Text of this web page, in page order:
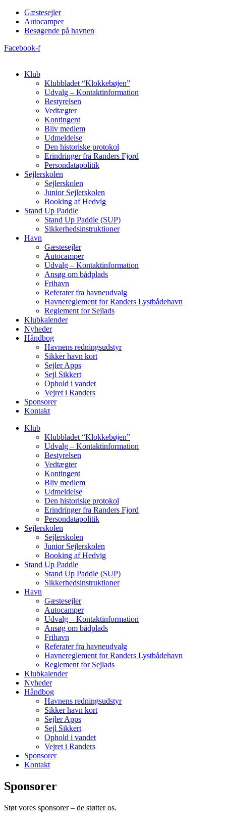
Videre
indhold
Gæstesejler
Autocamper
Besøgende på havnen
Facebook-f
Klub
Klubbladet “Klokkebøjen”
Udvalg – Kontaktinformation
Bestyrelsen
Vedtægter
Kontingent
Bliv medlem
Udmeldelse
Den historiske protokol
Erindringer fra Randers Fjord
Persondatapolitik
Sejlerskolen
Sejlerskolen
Junior Sejlerskolen
Booking af Hedvig
Stand Up Paddle
Stand Up Paddle (SUP)
Sikkerhedsinstruktioner
Havn
Gæstesejler
Autocamper
Udvalg – Kontaktinformation
Ansøg om bådplads
Frihavn
Referater fra havneudvalg
Havnereglement for Randers Lystbådehavn
Reglement for Sejlads
Klubkalender
Nyheder
Håndbog
Havnens redningsudstyr
Sikker havn kort
Sejler Apps
Sejl Sikkert
Ophold i vandet
Vejret i Randers
Sponsorer
Kontakt
Klub
Klubbladet “Klokkebøjen”
Udvalg – Kontaktinformation
Bestyrelsen
Vedtægter
Kontingent
Bliv medlem
Udmeldelse
Den historiske protokol
Erindringer fra Randers Fjord
Persondatapolitik
Sejlerskolen
Sejlerskolen
Junior Sejlerskolen
Booking af Hedvig
Stand Up Paddle
Stand Up Paddle (SUP)
Sikkerhedsinstruktioner
Havn
Gæstesejler
Autocamper
Udvalg – Kontaktinformation
Ansøg om bådplads
Frihavn
Referater fra havneudvalg
Havnereglement for Randers Lystbådehavn
Reglement for Sejlads
Klubkalender
Nyheder
Håndbog
Havnens redningsudstyr
Sikker havn kort
Sejler Apps
Sejl Sikkert
Ophold i vandet
Vejret i Randers
Sponsorer
Kontakt
Sponsorer
Støt vores sponsorer – de støtter os.